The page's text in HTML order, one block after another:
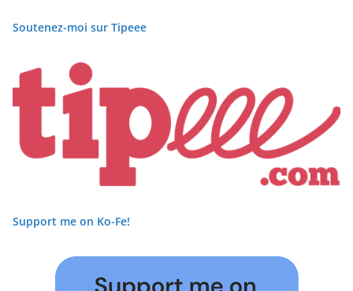
Soutenez-moi sur Tipeee
Support me on Ko-Fe!